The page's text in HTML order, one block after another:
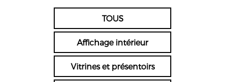
TOUS
Affichage intérieur
Vitrines et présentoirs